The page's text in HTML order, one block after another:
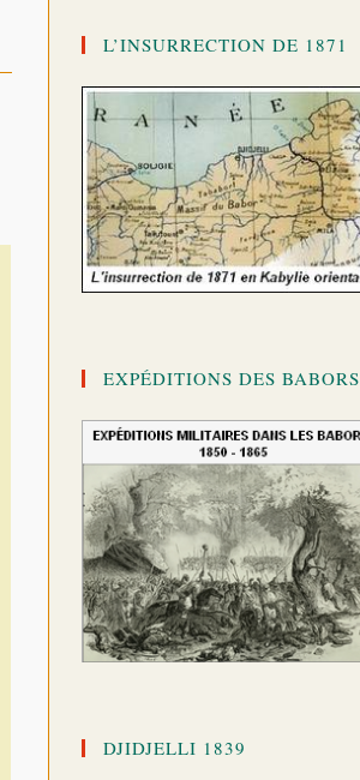
L’INSURRECTION DE 1871
EXPÉDITIONS DES BABORS
DJIDJELLI 1839